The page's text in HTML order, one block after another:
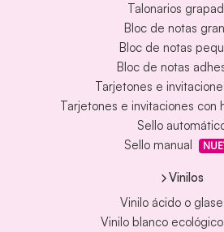
Talonarios
Bloc de notas
Bloc de notas
Bloc de notas
Tarjetones e
Tarjetones e invitaciones con
Sello
Sello manual
Vinilos
Vinilo ácido o
Vinilo blanco ecológico